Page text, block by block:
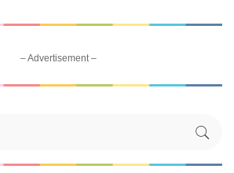
– Advertisement –